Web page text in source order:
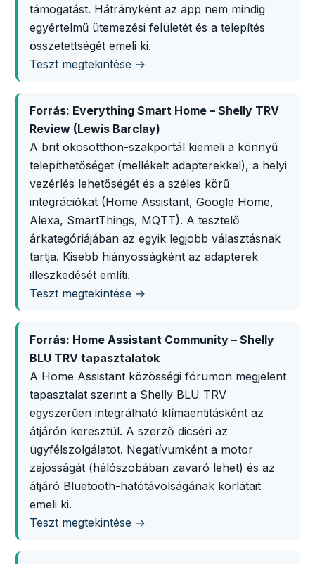
támogatást. Hátrányként az app nem mindig
egyértelmű ütemezési felületét és a telepítés
összetettségét emeli ki.
Teszt megtekintése →
Forrás: Everything Smart Home – Shelly TRV
Review (Lewis Barclay)
A brit okosotthon-szakportál kiemeli a könnyű
telepíthetőséget (mellékelt adapterekkel), a helyi
vezérlés lehetőségét és a széles körű
integrációkat (Home Assistant, Google Home,
Alexa, SmartThings, MQTT). A tesztelő
árkategóriájában az egyik legjobb választásnak
tartja. Kisebb hiányosságként az adapterek
illeszkedését említi.
Teszt megtekintése →
Forrás: Home Assistant Community – Shelly
BLU TRV tapasztalatok
A Home Assistant közösségi fórumon megjelent
tapasztalat szerint a Shelly BLU TRV
egyszerűen integrálható klímaentitásként az
átjárón keresztül. A szerző dicséri az
ügyfélszolgálatot. Negatívumként a motor
zajosságát (hálószobában zavaró lehet) és az
átjáró Bluetooth-hatótávolságának korlátait
emeli ki.
Teszt megtekintése →